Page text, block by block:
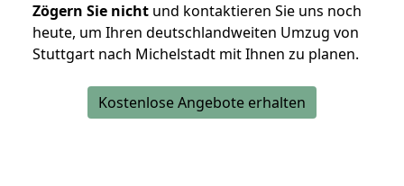
Zögern Sie nicht und kontaktieren Sie uns noch
heute, um Ihren deutschlandweiten Umzug von
Stuttgart nach Michelstadt mit Ihnen zu planen.
Kostenlose Angebote erhalten